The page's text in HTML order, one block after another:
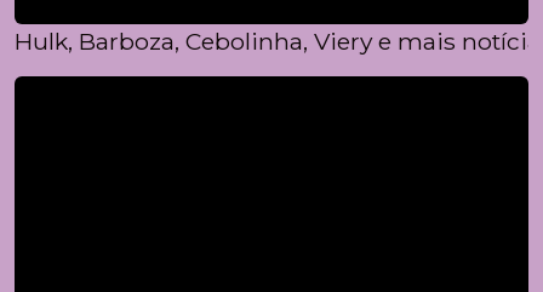
Hulk, Barboza, Cebolinha, Viery e mais